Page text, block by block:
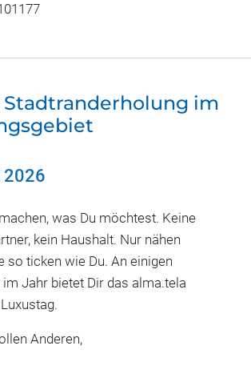
Stadtranderholung im
2026
was Du möchtest. Keine
kein Haushalt. Nur nähen
so ticken wie Du. An einigen
Jahr bietet Dir das alma.tela
Anderen,